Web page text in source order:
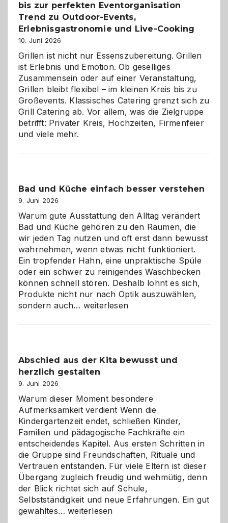
neue
zu
bis zur perfekten Eventorganisation
Trend zu Outdoor-Events,
Erlebnisgastronomie und Live-Cooking
10. Juni 2026
Grillen ist nicht nur Essenszubereitung. Grillen
ist Erlebnis und Emotion. Ob geselliges
Zusammensein oder auf einer Veranstaltung,
Grillen bleibt flexibel – im kleinen Kreis bis zu
Großevents. Klassisches Catering grenzt sich zu
Grill Catering ab. Vor allem, was die Zielgruppe
betrifft: Privater Kreis, Hochzeiten, Firmenfeier
und viele mehr.
Bad und Küche einfach besser verstehen
9. Juni 2026
Warum gute Ausstattung den Alltag verändert
Bad und Küche gehören zu den Räumen, die
wir jeden Tag nutzen und oft erst dann bewusst
wahrnehmen, wenn etwas nicht funktioniert.
Ein tropfender Hahn, eine unpraktische Spüle
oder ein schwer zu reinigendes Waschbecken
können schnell stören. Deshalb lohnt es sich,
Produkte nicht nur nach Optik auszuwählen,
sondern auch… Bad
verstehen
weiterlesen
Abschied aus der Kita bewusst und
herzlich gestalten
9. Juni 2026
Warum dieser Moment besondere
Aufmerksamkeit verdient Wenn die
Kindergartenzeit endet, schließen Kinder,
Familien und pädagogische Fachkräfte ein
entscheidendes Kapitel. Aus ersten Schritten in
die Gruppe sind Freundschaften, Rituale und
Vertrauen entstanden. Für viele Eltern ist dieser
Übergang zugleich freudig und wehmütig, denn
der Blick richtet sich auf Schule,
Selbstständigkeit und neue Erfahrungen. Ein gut
gewähltes…Abschied
weiterlesen